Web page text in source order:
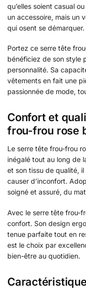
qu’elles soient casual
un accessoire, mais un
qui osent se démarquer.
Portez ce serre tête
bénéficiez de son style
personnalité. Sa
vêtements en fait une
passionnée de mode,
Confort et
frou-frou rose
Le serre tête frou-frou
inégalé tout au long de
et son tissu de qualité,
causer d’inconfort.
soigné et assuré, du
Avec le serre tête frou-
confort. Son design
tenue parfaite tout en
est le choix par
bien-être au quotidien.